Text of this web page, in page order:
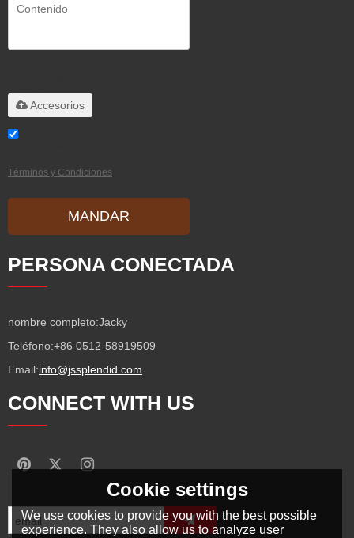
Accesorios
Términos y Condiciones
MANDAR
PERSONA CONECTADA
nombre completo:Jacky
Teléfono:+86 0512-58919509
Email:info@jssplendid.com
CONNECT WITH US
Cookie settings
We use cookies to provide you with the best possible
experience. They also allow us to analyze user